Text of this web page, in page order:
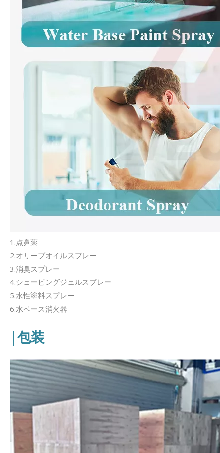
1.点鼻薬
2.オリーブオイルスプレー
3.消臭スプレー
4.シェービングジェルスプレー
5.水性塗料スプレー
6.水ベース消火器
|包装